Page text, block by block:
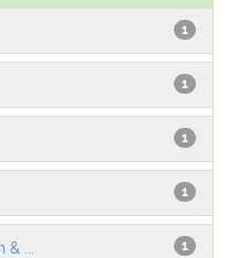
1
1
1
1
1
...